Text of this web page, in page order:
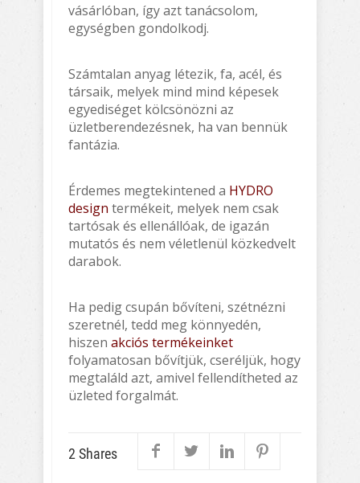
vásárlóban, így azt tanácsolom,
egységben gondolkodj.
Számtalan anyag létezik, fa, acél, és
társaik, melyek mind mind képesek
egyediséget kölcsönözni az
üzletberendezésnek, ha van bennük
fantázia.
Érdemes megtekintened a HYDRO
design termékeit, melyek nem csak
tartósak és ellenállóak, de igazán
mutatós és nem véletlenül közkedvelt
darabok.
Ha pedig csupán bővíteni, szétnézni
szeretnél, tedd meg könnyedén,
hiszen akciós termékeinket
folyamatosan bővítjük, cseréljük, hogy
megtaláld azt, amivel fellendítheted az
üzleted forgalmát.
2 Shares